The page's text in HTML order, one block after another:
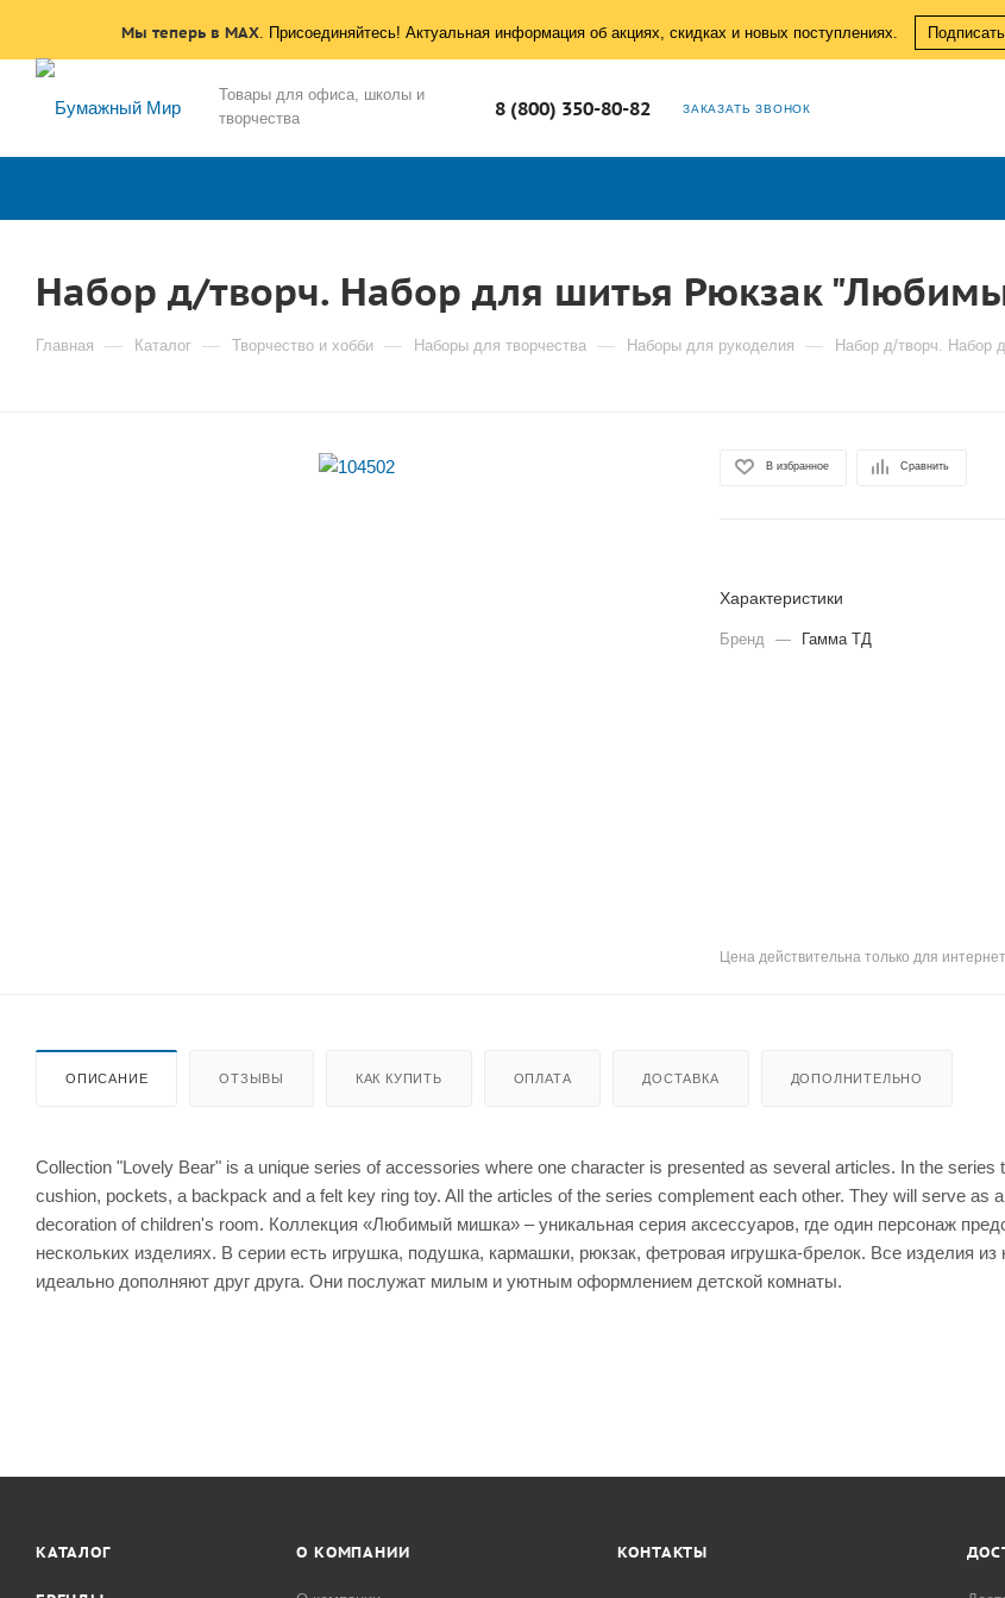
Мы теперь в MAX. Присоединяйтесь! Актуальная информация об акциях, скидках и новых поступлениях.
Товары для офиса, школы и
творчества
8 (800) 350-80-82 ЗАКАЗАТЬ ЗВОНОК
Набор д/творч. Набор для шитья Рюкзак
Главная — Каталог — Творчество и хобби — Наборы для творчества — Наборы для рукоделия — Набор д/творч.
В избранное Сравнить
Характеристики
Бренд — Гамма ТД
Цена действительна только для
ОПИСАНИЕ ОТЗЫВЫ КАК КУПИТЬ ОПЛАТА ДОСТАВКА ДОПОЛНИТЕЛЬНО
Collection "Lovely Bear" is a unique series of accessories where one character is presented as several articles. In the series
cushion, pockets, a backpack and a felt key ring toy. All the articles of the series complement each other. They will serve as
decoration of children's room. Коллекция «Любимый мишка» – уникальная серия аксессуаров, где один персонаж
нескольких изделиях. В серии есть игрушка, подушка, кармашки, рюкзак, фетровая игрушка-брелок. Все изделия из
идеально дополняют друг друга. Они послужат милым и уютным оформлением детской комнаты.
КАТАЛОГ О КОМПАНИИ КОНТАКТЫ